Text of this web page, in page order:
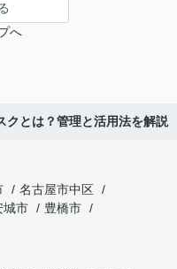
へ
クとは？管理と活用法を解説
名古屋市中区
城市
豊橋市